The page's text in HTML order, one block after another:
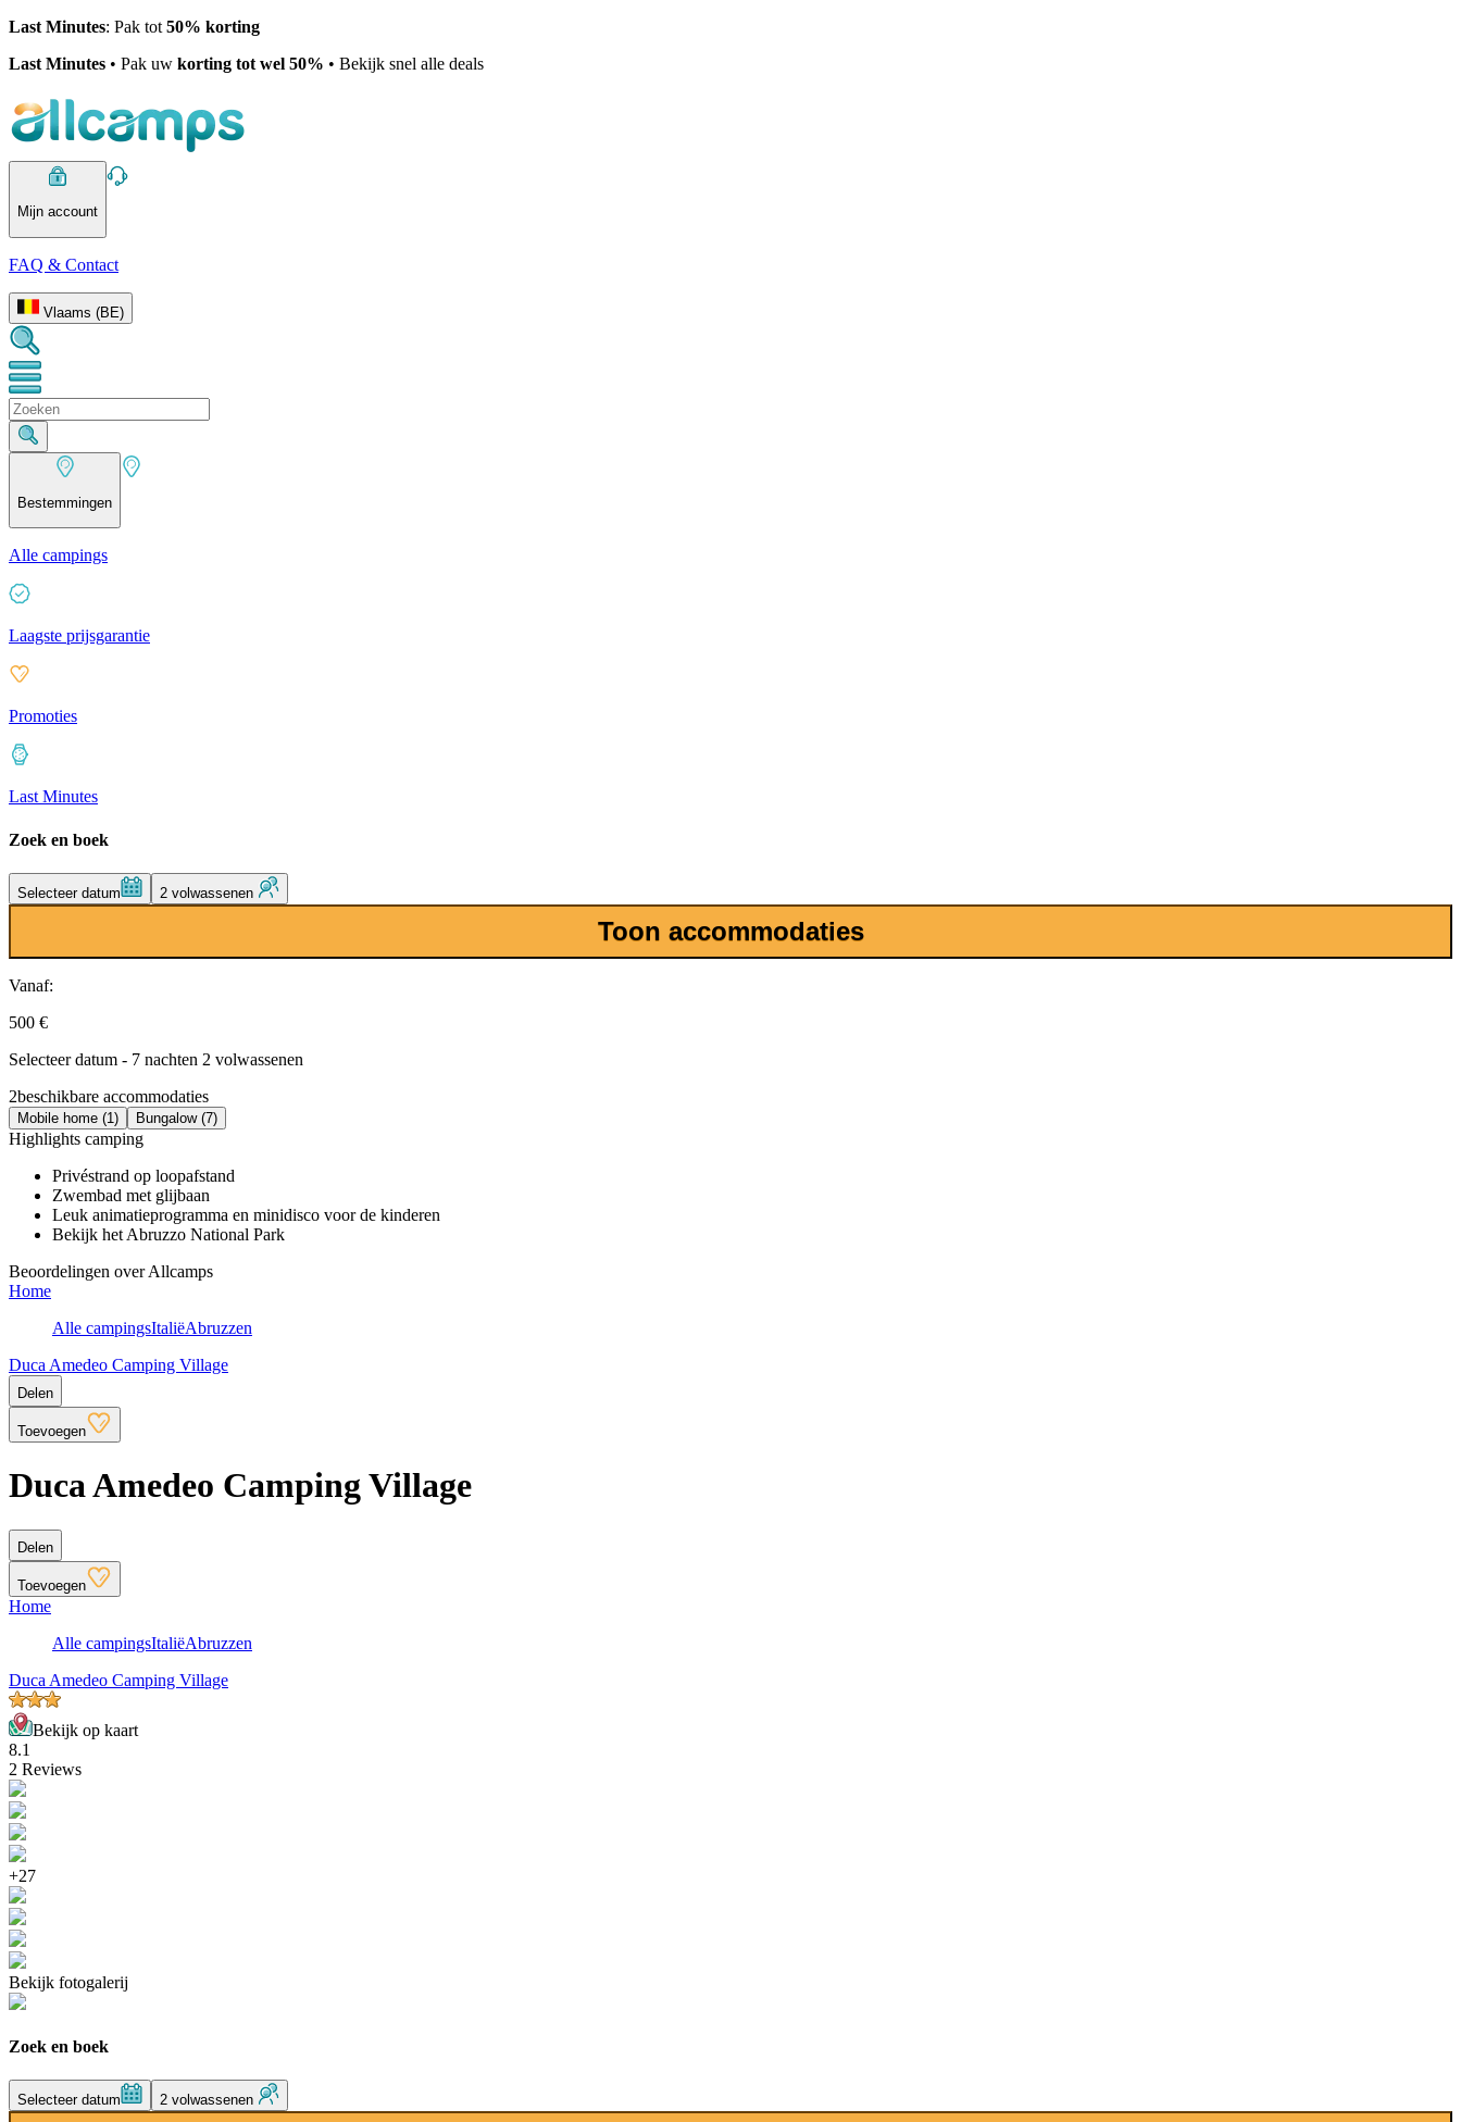
Last Minutes: Pak tot 50% korting
Last Minutes • Pak uw korting tot wel 50% • Bekijk snel alle deals
Mijn account
FAQ & Contact
Vlaams (BE)
Bestemmingen
Alle campings
Laagste prijsgarantie
Promoties
Last Minutes
Zoek en boek
Selecteer datum 2 volwassenen
Toon accommodaties
Vanaf:
500 €
Selecteer datum - 7 nachten 2 volwassenen
2beschikbare accommodaties
Mobile home (1) Bungalow (7)
Highlights camping
Privéstrand op loopafstand
Zwembad met glijbaan
Leuk animatieprogramma en minidisco voor de kinderen
Bekijk het Abruzzo National Park
Beoordelingen over Allcamps
Home
Alle campingsItaliëAbruzzen
Duca Amedeo Camping Village
Delen
Toevoegen
Duca Amedeo Camping Village
Delen
Toevoegen
Home
Alle campingsItaliëAbruzzen
Duca Amedeo Camping Village
Bekijk op kaart
8.1
2 Reviews
+27
Bekijk fotogalerij
Zoek en boek
Selecteer datum 2 volwassenen